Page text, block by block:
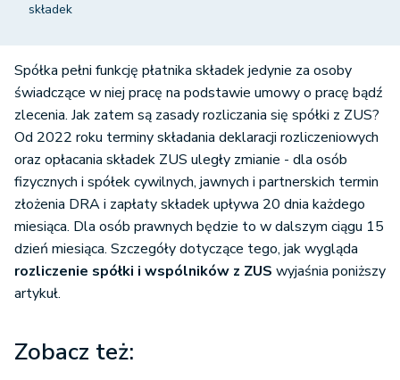
składek
Spółka pełni funkcję płatnika składek jedynie za osoby
świadczące w niej pracę na podstawie umowy o pracę bądź
zlecenia. Jak zatem są zasady rozliczania się spółki z ZUS?
Od 2022 roku terminy składania deklaracji rozliczeniowych
oraz opłacania składek ZUS uległy zmianie - dla osób
fizycznych i spółek cywilnych, jawnych i partnerskich termin
złożenia DRA i zapłaty składek upływa 20 dnia każdego
miesiąca. Dla osób prawnych będzie to w dalszym ciągu 15
dzień miesiąca. Szczegóły dotyczące tego, jak wygląda
rozliczenie spółki i wspólników z ZUS wyjaśnia poniższy
artykuł.
Zobacz też: